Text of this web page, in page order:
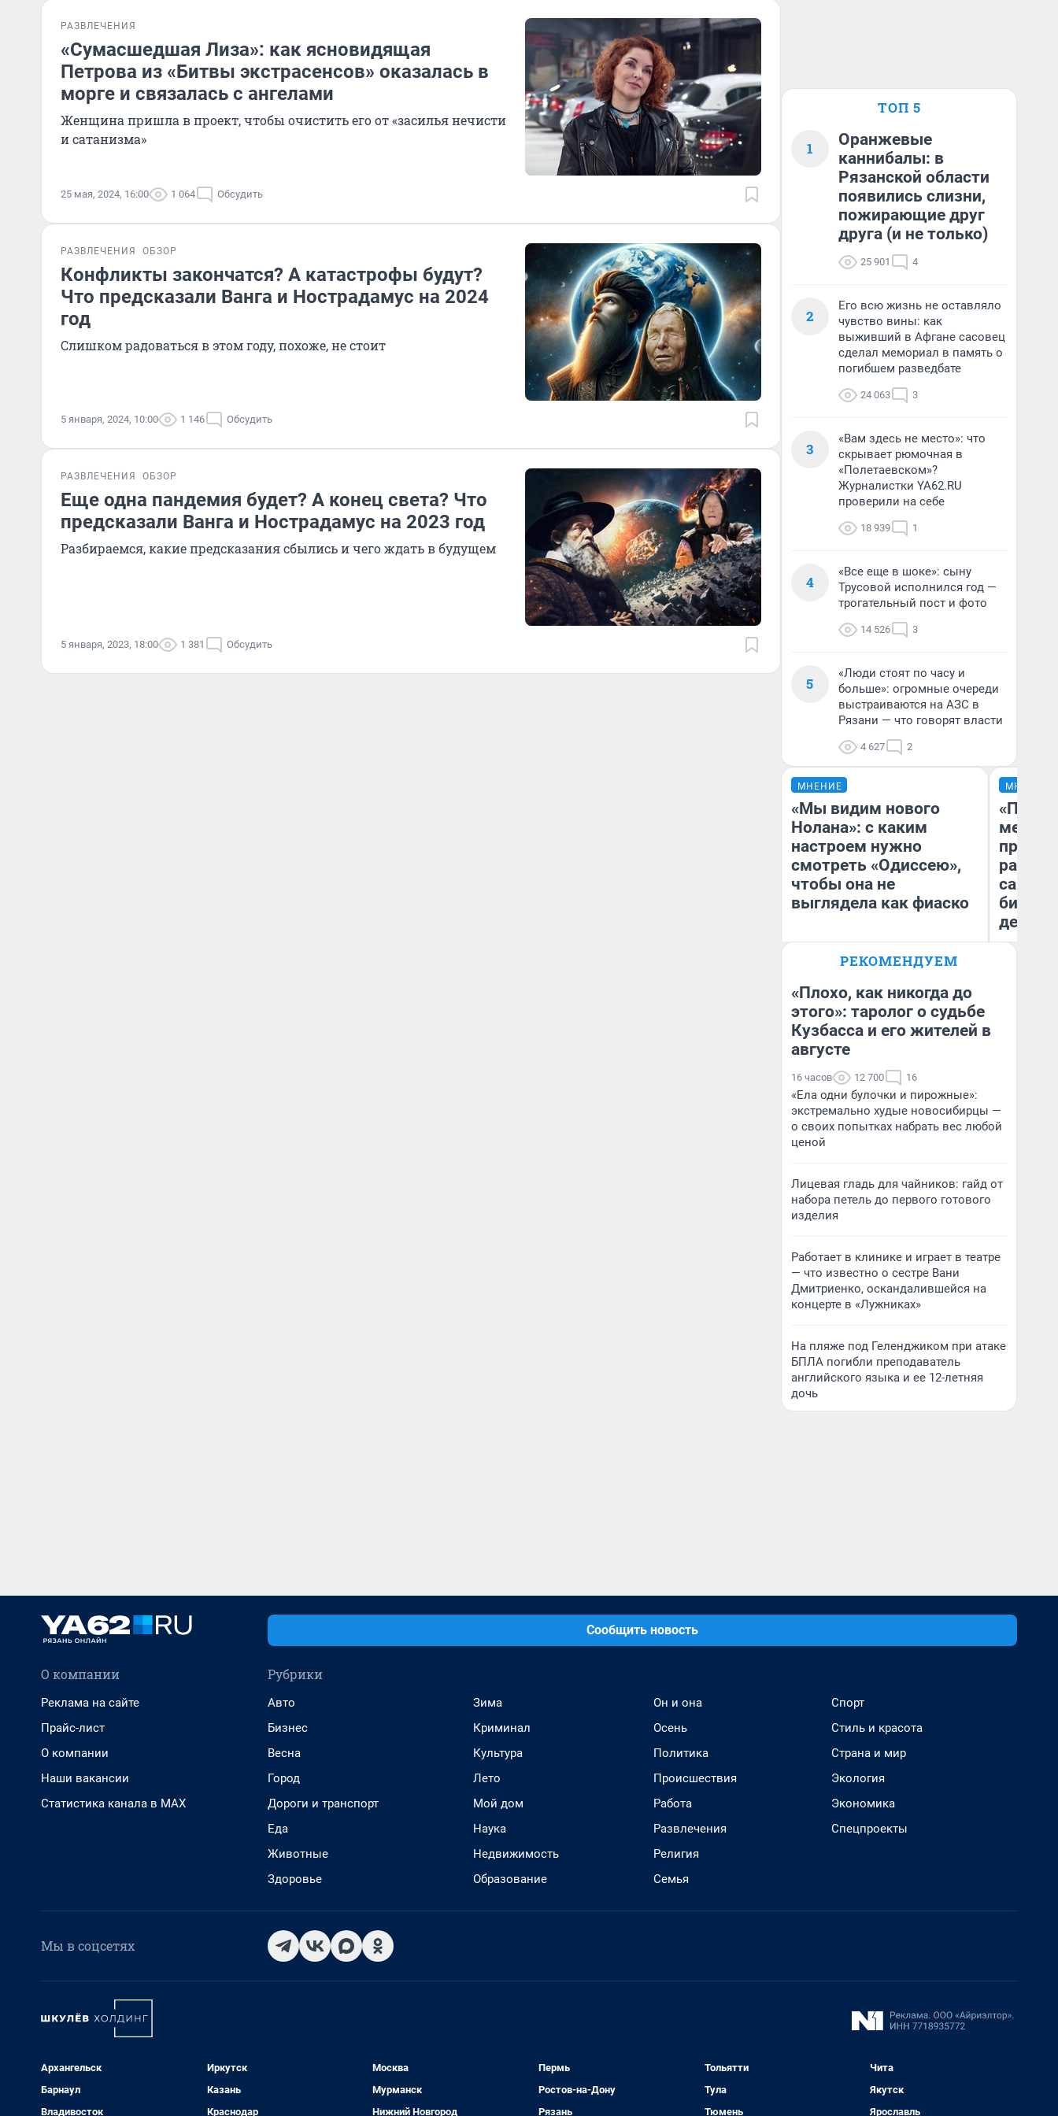
РАЗВЛЕЧЕНИЯ
«Сумасшедшая Лиза»: как ясновидящая
Петрова из «Битвы экстрасенсов» оказалась в
морге и связалась с ангелами
Женщина пришла в проект, чтобы очистить его от «засилья нечисти
и сатанизма»
25 мая, 2024, 16:00 1 064 Обсудить
РАЗВЛЕЧЕНИЯ ОБЗОР
Конфликты закончатся? А катастрофы будут?
Что предсказали Ванга и Нострадамус на 2024
год
Слишком радоваться в этом году, похоже, не стоит
5 января, 2024, 10:00 1 146 Обсудить
РАЗВЛЕЧЕНИЯ ОБЗОР
Еще одна пандемия будет? А конец света? Что
предсказали Ванга и Нострадамус на 2023 год
Разбираемся, какие предсказания сбылись и чего ждать в будущем
5 января, 2023, 18:00 1 381 Обсудить
ТОП 5
1
Оранжевые
каннибалы: в
Рязанской области
появились слизни,
пожирающие друг
друга (и не только)
25 901 4
2
Его всю жизнь не оставляло
чувство вины: как
выживший в Афгане сасовец
сделал мемориал в память о
погибшем разведбате
24 063 3
3
«Вам здесь не место»: что
скрывает рюмочная в
«Полетаевском»?
Журналистки YA62.RU
проверили на себе
18 939 1
4
«Все еще в шоке»: сыну
Трусовой исполнился год —
трогательный пост и фото
14 526 3
5
«Люди стоят по часу и
больше»: огромные очереди
выстраиваются на АЗС в
Рязани — что говорят власти
4 627 2
МНЕНИЕ
«Мы видим нового
Нолана»: с каким
настроем нужно
смотреть «Одиссею»,
чтобы она не
выглядела как фиаско
Надежда Губарь
МНЕНИЕ
самом
РЕКОМЕНДУЕМ
«Плохо, как никогда до
этого»: таролог о судьбе
Кузбасса и его жителей в
августе
16 часов 12 700 16
«Ела одни булочки и пирожные»:
экстремально худые новосибирцы —
о своих попытках набрать вес любой
ценой
Лицевая гладь для чайников: гайд от
набора петель до первого готового
изделия
Работает в клинике и играет в театре
— что известно о сестре Вани
Дмитриенко, оскандалившейся на
концерте в «Лужниках»
На пляже под Геленджиком при атаке
БПЛА погибли преподаватель
английского языка и ее 12-летняя
дочь
Сообщить новость
О компании
Реклама на сайте
Прайс-лист
О компании
Наши вакансии
Статистика канала в MAX
Рубрики
Авто
Бизнес
Весна
Город
Дороги и транспорт
Еда
Животные
Здоровье
Зима
Криминал
Культура
Лето
Мой дом
Наука
Недвижимость
Образование
Он и она
Осень
Политика
Происшествия
Работа
Развлечения
Религия
Семья
Спорт
Стиль и красота
Страна и мир
Экология
Экономика
Спецпроекты
Мы в соцсетях
Архангельск
Барнаул
Владивосток
Иркутск
Казань
Краснодар
Москва
Мурманск
Нижний Новгород
Пермь
Ростов-на-Дону
Рязань
Тольятти
Тула
Тюмень
Чита
Якутск
Ярославль